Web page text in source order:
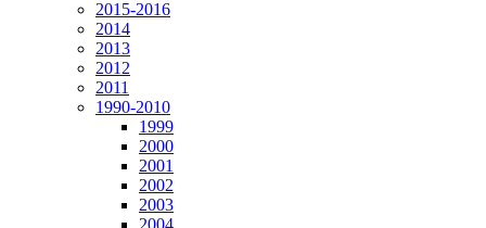
2015-2016
2014
2013
2012
2011
1990-2010
1999
2000
2001
2002
2003
2004